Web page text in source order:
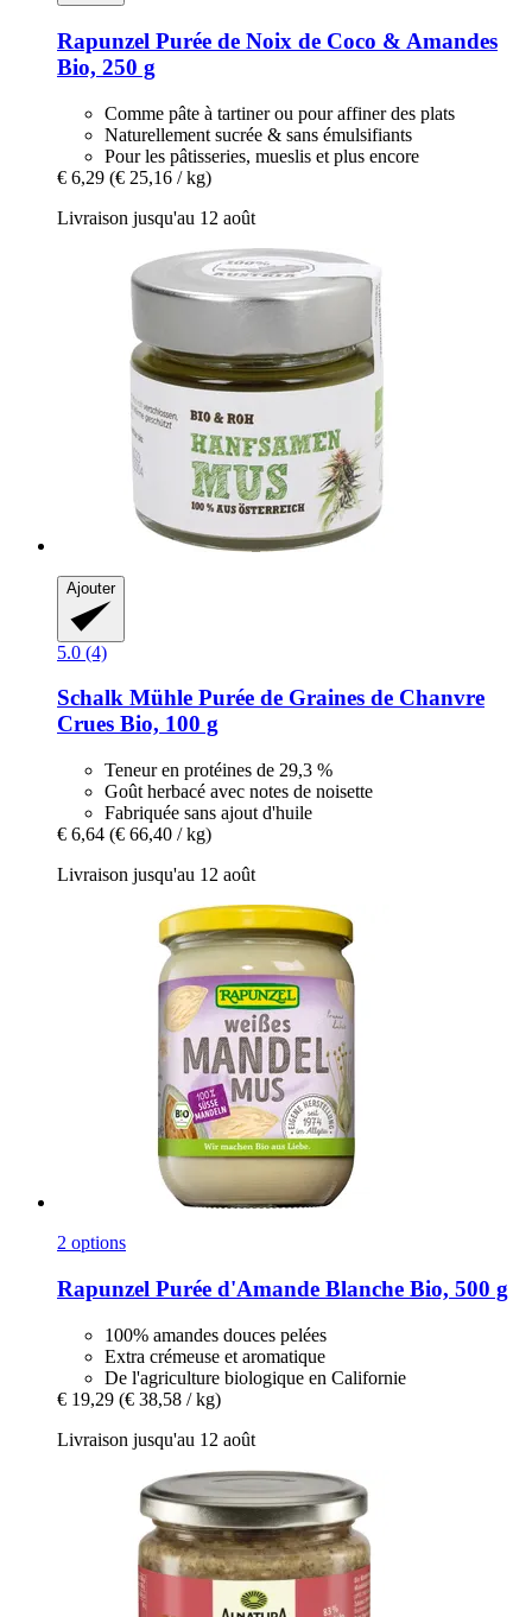
Rapunzel Purée de Noix de Coco & Amandes
Bio, 250 g
Comme pâte à tartiner ou pour affiner des plats
Naturellement sucrée & sans émulsifiants
Pour les pâtisseries, mueslis et plus encore
€ 6,29 (€ 25,16 / kg)
Livraison jusqu'au 12 août
Ajouter
5.0 (4)
Schalk Mühle Purée de Graines de Chanvre
Crues Bio, 100 g
Teneur en protéines de 29,3 %
Goût herbacé avec notes de noisette
Fabriquée sans ajout d'huile
€ 6,64 (€ 66,40 / kg)
Livraison jusqu'au 12 août
2 options
Rapunzel Purée d'Amande Blanche Bio, 500 g
100% amandes douces pelées
Extra crémeuse et aromatique
De l'agriculture biologique en Californie
€ 19,29 (€ 38,58 / kg)
Livraison jusqu'au 12 août